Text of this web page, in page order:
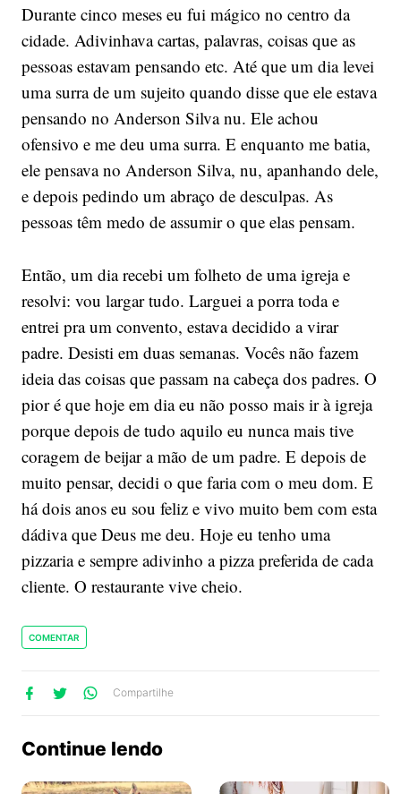
Durante cinco meses eu fui mágico no centro da
cidade. Adivinhava cartas, palavras, coisas que as
pessoas estavam pensando etc. Até que um dia levei
uma surra de um sujeito quando disse que ele estava
pensando no Anderson Silva nu. Ele achou
ofensivo e me deu uma surra. E enquanto me batia,
ele pensava no Anderson Silva, nu, apanhando dele,
e depois pedindo um abraço de desculpas. As
pessoas têm medo de assumir o que elas pensam.
Então, um dia recebi um folheto de uma igreja e
resolvi: vou largar tudo. Larguei a porra toda e
entrei pra um convento, estava decidido a virar
padre. Desisti em duas semanas. Vocês não fazem
ideia das coisas que passam na cabeça dos padres. O
pior é que hoje em dia eu não posso mais ir à igreja
porque depois de tudo aquilo eu nunca mais tive
coragem de beijar a mão de um padre. E depois de
muito pensar, decidi o que faria com o meu dom. E
há dois anos eu sou feliz e vivo muito bem com esta
dádiva que Deus me deu. Hoje eu tenho uma
pizzaria e sempre adivinho a pizza preferida de cada
cliente. O restaurante vive cheio.
COMENTAR
Compartilhe
Continue lendo